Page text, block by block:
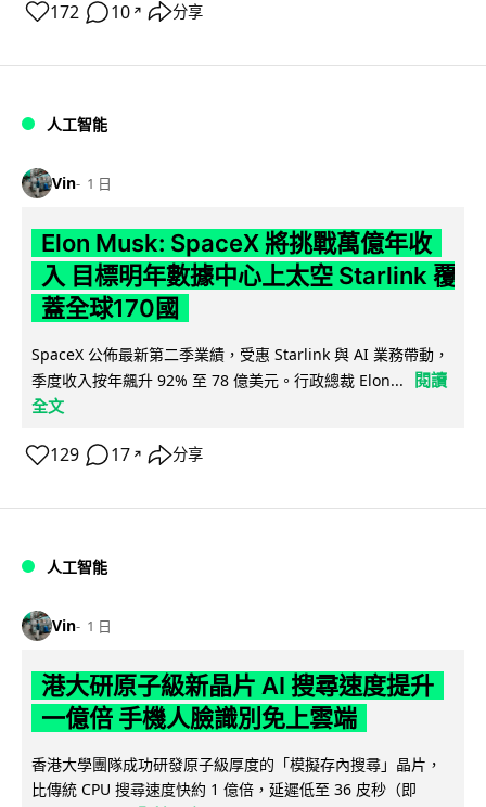
172 10 ↗ 分享
人工智能
Vin 1 日
Elon Musk: SpaceX 將挑戰萬億年收
入 目標明年數據中心上太空 Starlink 覆
蓋全球170國
SpaceX 公佈最新第二季業績，受惠 Starlink 與 AI 業務帶動，
季度收入按年飆升 92% 至 78 億美元。行政總裁 Elon...
閱讀
全文
129 17 ↗ 分享
人工智能
Vin 1 日
港大研原子級新晶片 AI 搜尋速度提升
一億倍 手機人臉識別免上雲端
香港大學團隊成功研發原子級厚度的「模擬存內搜尋」晶片，
比傳統 CPU 搜尋速度快約 1 億倍，延遲低至 36 皮秒（即